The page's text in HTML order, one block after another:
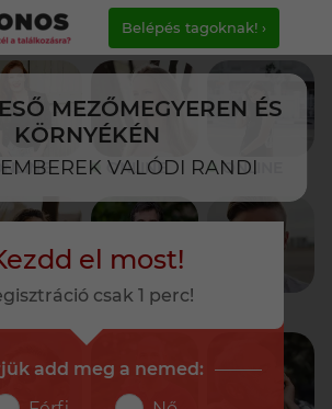
MEZŐMEGYEREN ÉS
KÖRNYÉKÉN
VALÓDI RANDI
Belépés tagoknak! ›
ONLINE ONLINE ONLINE
ONLINE
el most!
csak 1 perc!
add meg a nemed: